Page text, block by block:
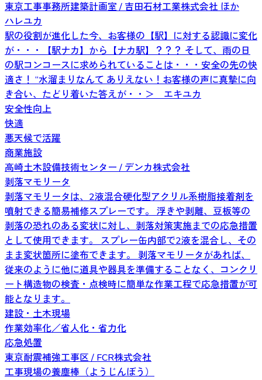
東京工事事務所建築計画室 / 吉田石材工業株式会社 ほか
ハレユカ
駅の役割が進化した今、お客様の【駅】に対する認識に変化
が・・・【駅ナカ】から【ナカ駅】？？？ そして、雨の日
の駅コンコースに求められていることは・・・安全の先の快
適さ！ “水溜まりなんて ありえない！お客様の声に真摯に向
き合い、たどり着いた答えが・・＞ エキユカ
安全性向上
快適
悪天候で活躍
商業施設
高崎土木設備技術センター / デンカ株式会社
剥落マモリータ
剥落マモリータは、2液混合硬化型アクリル系樹脂接着剤を
噴射できる簡易補修スプレーです。 浮きや剥離、豆板等の
剥落の恐れのある変状に対し、剥落対策実施までの応急措置
として使用できます。 スプレー缶内部で2液を混合し、その
まま変状箇所に塗布できます。 剥落マモリータがあれば、
従来のように他に道具や器具を準備することなく、コンクリ
ート構造物の検査・点検時に簡単な作業工程で応急措置が可
能となります。
建設・土木現場
作業効率化／省人化・省力化
応急処置
東京耐震補強工事区 / FCR株式会社
工事現場の養塵棒（ようじんぼう）